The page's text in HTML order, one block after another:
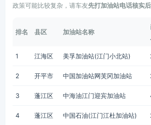
政策可能比较复杂，请车友先打加油站电话核实
排名 县区 加油站名称
1 江海区 美孚加油站(江门小北站)
2 开平市 中国加油站网芙冈加油站
3 蓬江区 中海油江门迎宾加油站
4 蓬江区 中国石油(江门江杜加油站)